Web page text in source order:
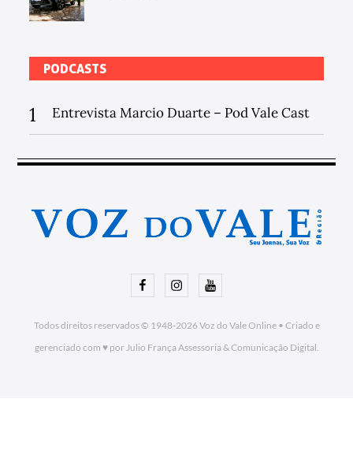
PODCASTS
1 Entrevista Marcio Duarte – Pod Vale Cast
FacebookInstagramYoutube
Todos direitos reservados © 1948-2026Voz do Vale Online• Criado e
gerenciado com ♥ por Julio França Assessoria& Comunicação Digital.